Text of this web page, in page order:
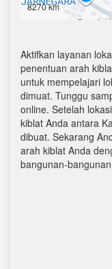
8270 km
Aktifkan layanan
penentuan arah
untuk mempelajari
dimuat. Tunggu
online. Setelah
kiblat Anda antara
dibuat. Sekarang
arah kiblat Anda
bangunan-